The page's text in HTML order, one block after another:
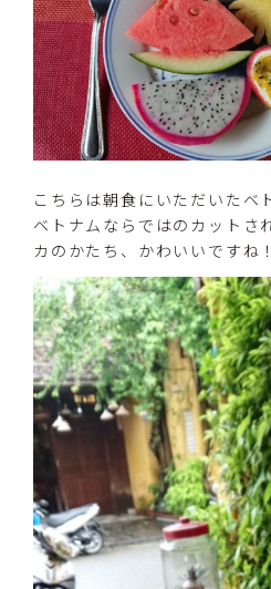
こちらは朝食にいただいたベ
ベトナムならではのカットさ
カのかたち、かわいいですね！